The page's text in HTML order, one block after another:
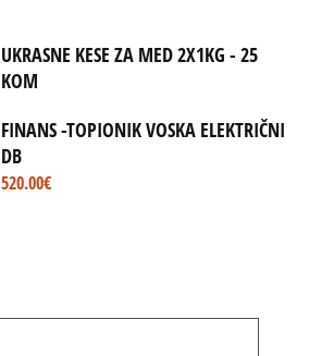
UKRASNE KESE ZA MED 2X1KG - 25
KOM
FINANS -TOPIONIK VOSKA ELEKTRIČNI
DB
520.00€